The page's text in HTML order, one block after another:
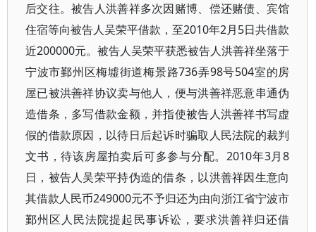
后交往。被告人洪善祥多次因赌博、偿还赌债、宾馆
住宿等向被告人吴荣平借款，至2010年2月5日共借款
近200000元。被告人吴荣平获悉被告人洪善祥坐落于
宁波市鄞州区梅墟街道梅景路736弄98号504室的房
屋已被洪善祥协议卖与他人，便与洪善祥恶意串通伪
造借条，多写借款金额，并指使被告人洪善祥书写虚
假的借款原因，以待日后起诉时骗取人民法院的裁判
文书，待该房屋拍卖后可多参与分配。2010年3月8
日，被告人吴荣平持伪造的借条，以洪善祥因生意向
其借款人民币249000元不予归还为由向浙江省宁波市
鄞州区人民法院提起民事诉讼，要求洪善祥归还借